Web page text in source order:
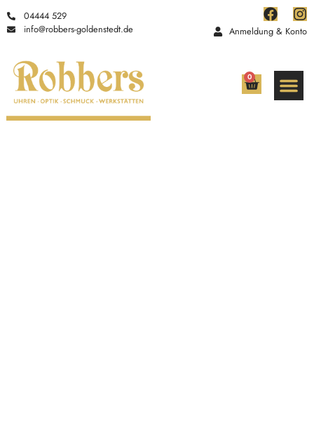
04444 529
info@robbers-goldenstedt.de
Anmeldung & Konto
0